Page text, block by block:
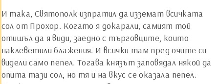
И така, Святополк изпратил да изземат всичката
сол от Прохор. Когато я докарали, самият той
отишъл да я види, заедно с търговците, които
наклеветили блажения. И всички там пред очите си
видели само пепел. Тогава князът заповядал някой да
опита тази сол, но тя и на вкус се оказала пепел.